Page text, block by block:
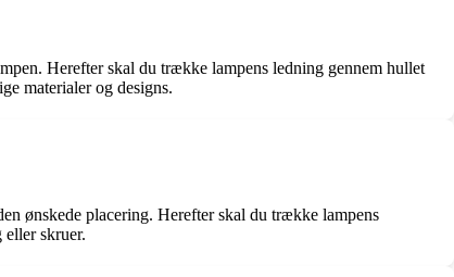
Herefter skal du trække lampens ledning gennem hullet
materialer og designs.
ønskede placering. Herefter skal du trække lampens
skruer.